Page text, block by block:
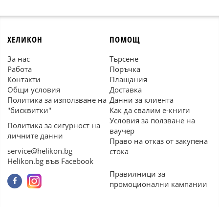
ХЕЛИКОН
За нас
Работа
Контакти
Общи условия
Политика за използване на
"бисквитки"
Политика за сигурност на
личните данни
service@helikon.bg
Helikon.bg във Facebook
ПОМОЩ
Търсене
Поръчка
Плащания
Доставка
Данни за клиента
Как да свалим е-книги
Условия за ползване на
ваучер
Право на отказ от закупена
стока
Правилници за
промоционални кампании